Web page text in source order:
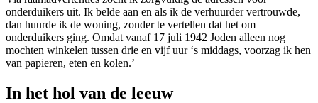
onderduikers uit. Ik belde aan en als ik de verhuurder vertrouwde,
dan huurde ik de woning, zonder te vertellen dat het om
onderduikers ging. Omdat vanaf 17 juli 1942 Joden alleen nog
mochten winkelen tussen drie en vijf uur ‘s middags, voorzag ik hen
van papieren, eten en kolen.’
In het hol van de leeuw